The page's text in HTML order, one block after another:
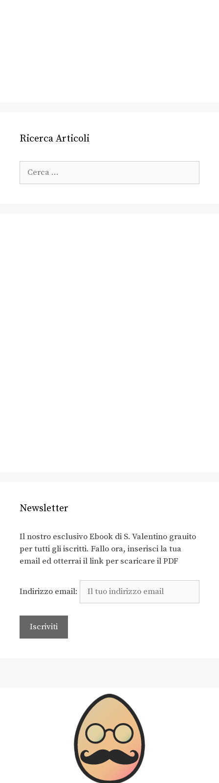
Ricerca Articoli
Newsletter
Il nostro esclusivo Ebook di S. Valentino grauito
per tutti gli iscritti. Fallo ora, inserisci la tua
email ed otterrai il link per scaricare il PDF
Indirizzo email: